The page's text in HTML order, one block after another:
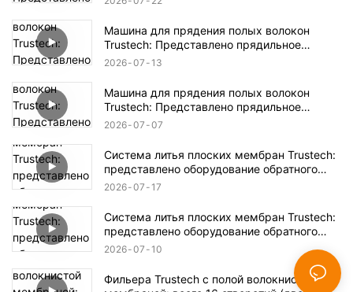
Машина для прядения полых волокон
Trustech: Представлено прядильное
оборудование NIPS (16)
2026 07 13
Машина для прядения полых волокон
Trustech: Представлено прядильное
оборудование NIPS (15)
2026 07 07
Система литья плоских мембран Trustech:
представлено оборудование обратного
осмоса (XIV)
2026 07 17
Система литья плоских мембран Trustech:
представлено оборудование обратного
осмоса (XIII)
2026 07 10
Фильера Trustech с полой волокнистой